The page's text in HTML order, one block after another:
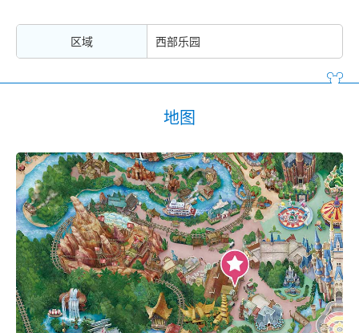
区域 西部乐园
地图